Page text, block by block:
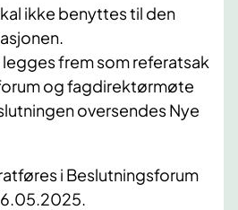
ikke benyttes til den
frem som referatsak
og fagdirektørmøte
oversendes Nye
i Beslutningsforum